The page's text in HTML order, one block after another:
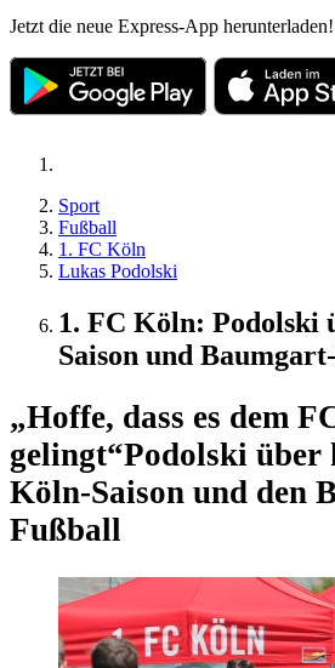
Jetzt die neue Express-App herunterladen!
Sport
Fußball
1. FC Köln
Lukas Podolski
1. FC Köln: Podolski
Saison und
„Hoffe, dass es dem
gelingt“Podolski über
Köln-Saison und den
Fußball